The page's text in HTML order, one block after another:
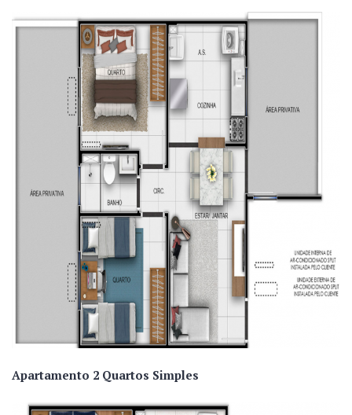
Apartamento 2 Quartos Simples